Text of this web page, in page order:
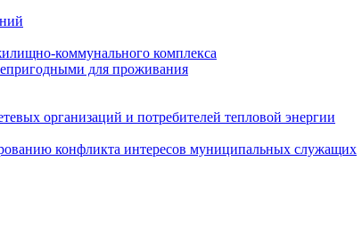
коммунального комплекса
для проживания
организаций и потребителей тепловой энергии
конфликта интересов муниципальных служащих